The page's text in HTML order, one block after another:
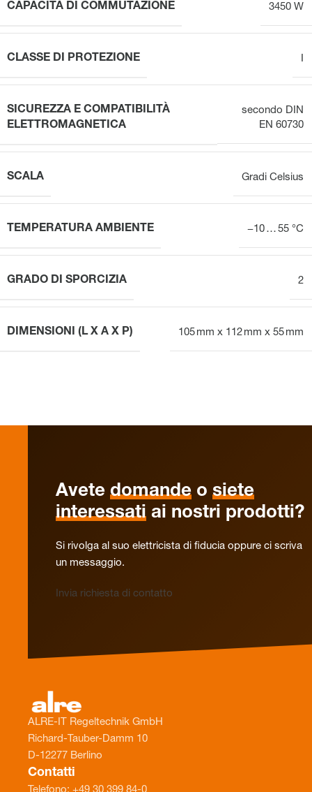
CAPACITÀ DI COMMUTAZIONE 3450 W
CLASSE DI PROTEZIONE
SICUREZZA E COMPATIBILITÀ
ELETTROMAGNETICA
secondo DIN
EN 60730
SCALA Gradi Celsius
TEMPERATURA AMBIENTE −10 … 55 °C
GRADO DI SPORCIZIA 2
DIMENSIONI (L X A X P) 105 mm x 112 mm x 55 mm
Avete domande o siete
interessati ai nostri prodotti?
Si rivolga al suo elettricista di fiducia oppure ci scriva
un messaggio.
Invia richiesta di contatto
ALRE-IT Regeltechnik GmbH
Richard-Tauber-Damm 10
D-12277 Berlino
Contatti
Telefono: +49 30 399 84-0